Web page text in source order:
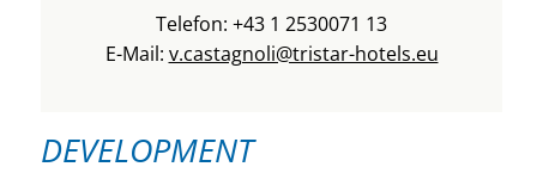
Telefon: +43 1 2530071 13
E-Mail: v.castagnoli@tristar-hotels.eu
DEVELOPMENT